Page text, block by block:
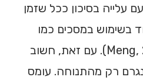
עלייה בסיכון ככל שזמן
בשימוש במסכים כמו
מחשב וטלפון נייד (Meng, 2025). עם זאת, חשוב
רק מהתנוחה. עומס